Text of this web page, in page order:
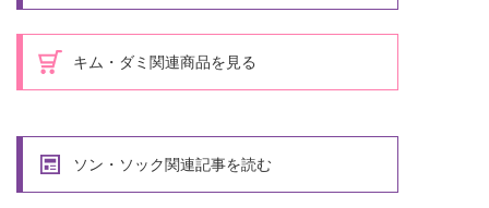
キム・ダミ関連商品を見る
ソン・ソック関連記事を読む